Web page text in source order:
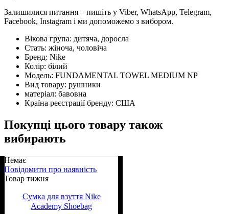
Залишилися питання – пишіть у Viber, WhatsApp, Telegram,
Facebook, Instagram і ми допоможемо з вибором.
Вікова група: дитяча, доросла
Стать: жіноча, чоловіча
Бренд: Nike
Колір: білий
Модель: FUNDAMENTAL TOWEL MEDIUM NP
Вид товару: рушники
матеріал: бавовна
Країна реєстрації бренду: США
Покупці цього товару також
вибирають
Немає
Повідомити про наявність
Товар тижня
Сумка для взуття Nike
Academy Shoebag